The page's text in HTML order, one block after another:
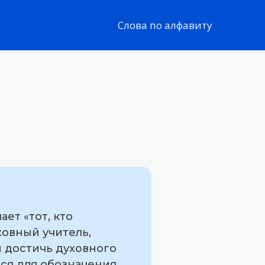
Слова по алфавиту
«тот, кто
учитель,
духовного